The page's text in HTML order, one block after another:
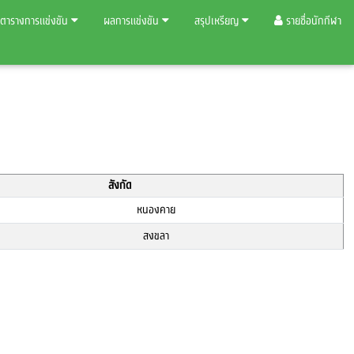
ตารางการแข่งขัน ผลการแข่งขัน สรุปเหรียญ รายชื่อนักกีฬา
สังกัด
หนองคาย
สงขลา